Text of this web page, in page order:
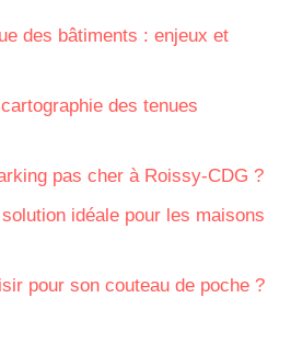
des bâtiments : enjeux et
des tenues
pas cher à Roissy-CDG ?
idéale pour les maisons
pour son couteau de poche ?